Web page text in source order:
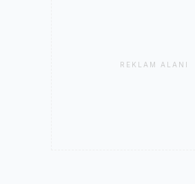
REKLAM ALANI